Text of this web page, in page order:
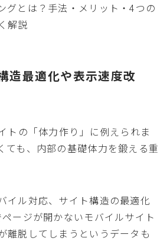
グとは？手法・メリット・4つの
解説
造最適化や表示速度改
トの「体力作り」に例えられま
ても、内部の基礎体力を鍛える重
イル対応、サイト構造の最適化
ージが開かないモバイルサイト
離脱してしまうというデータも